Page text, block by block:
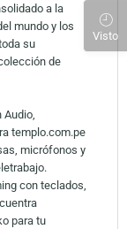
a la
mundo y los
su
de
Audio,
templo.com.pe
micrófonos y
con teclados,
para tu
Visto